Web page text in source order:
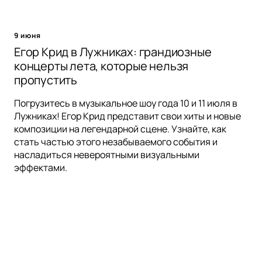
9 июня
Егор Крид в Лужниках: грандиозные
концерты лета, которые нельзя
пропустить
Погрузитесь в музыкальное шоу года 10 и 11 июля в
Лужниках! Егор Крид представит свои хиты и новые
композиции на легендарной сцене. Узнайте, как
стать частью этого незабываемого события и
насладиться невероятными визуальными
эффектами.